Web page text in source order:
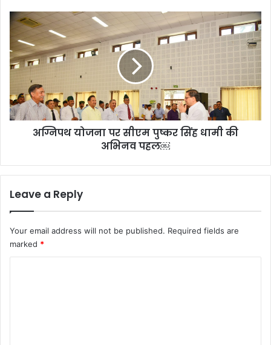
अग्निपथ
सीएम
पुष्कर
धामी
की
अभिनव
अग्निपथ योजना पर सीएम पुष्कर सिंह धामी की
अभिनव पहल￼
Leave a Reply
Your email address will not be published. Required fields are
marked *